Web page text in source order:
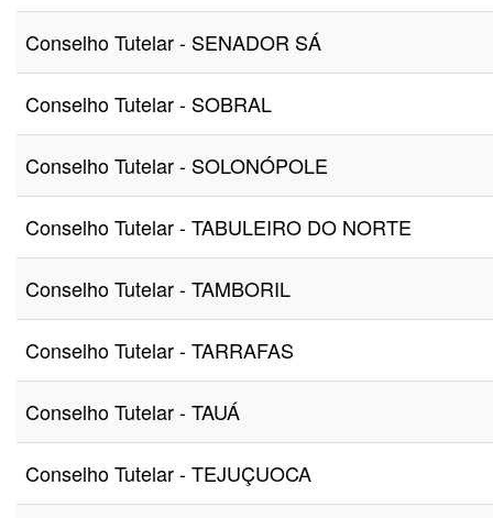
Conselho Tutelar - SENADOR SÁ
Conselho Tutelar - SOBRAL
Conselho Tutelar - SOLONÓPOLE
Conselho Tutelar - TABULEIRO DO NORTE
Conselho Tutelar - TAMBORIL
Conselho Tutelar - TARRAFAS
Conselho Tutelar - TAUÁ
Conselho Tutelar - TEJUÇUOCA